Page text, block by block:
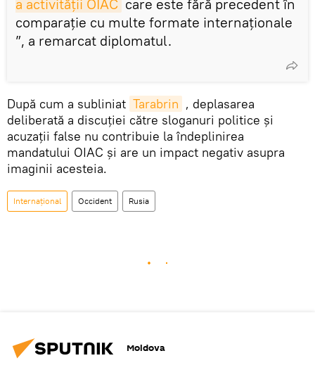
a activității OIAC care este fără precedent în
comparație cu multe formate internaționale
”, a remarcat diplomatul.
După cum a subliniat Tarabrin , deplasarea
deliberată a discuției către sloganuri politice și
acuzații false nu contribuie la îndeplinirea
mandatului OIAC și are un impact negativ asupra
imaginii acesteia.
Internațional Occident Rusia
Moldova